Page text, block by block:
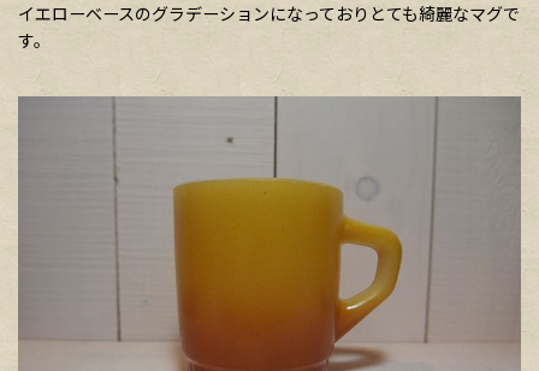
イエローベースのグラデーションになっておりとても綺麗なマグで
す。